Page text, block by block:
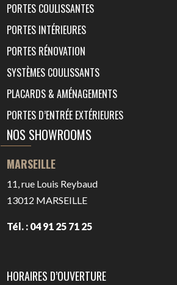
PORTES COULISSANTES
PORTES INTÉRIEURES
PORTES RÉNOVATION
SYSTÈMES COULISSANTS
PLACARDS & AMÉNAGEMENTS
PORTES D’ENTRÉE EXTÉRIEURES
NOS SHOWROOMS
MARSEILLE
11, rue Louis Reybaud
13012 MARSEILLE
Tél. : 04 91 25 71 25
HORAIRES D’OUVERTURE